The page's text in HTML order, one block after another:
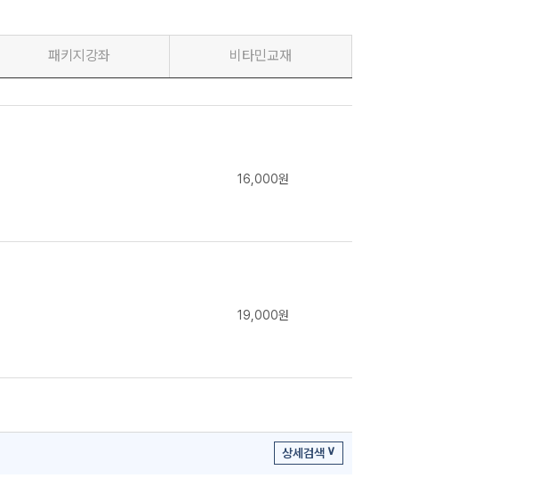
패키지강좌 비타민교재
16,000원
19,000원
상세검색